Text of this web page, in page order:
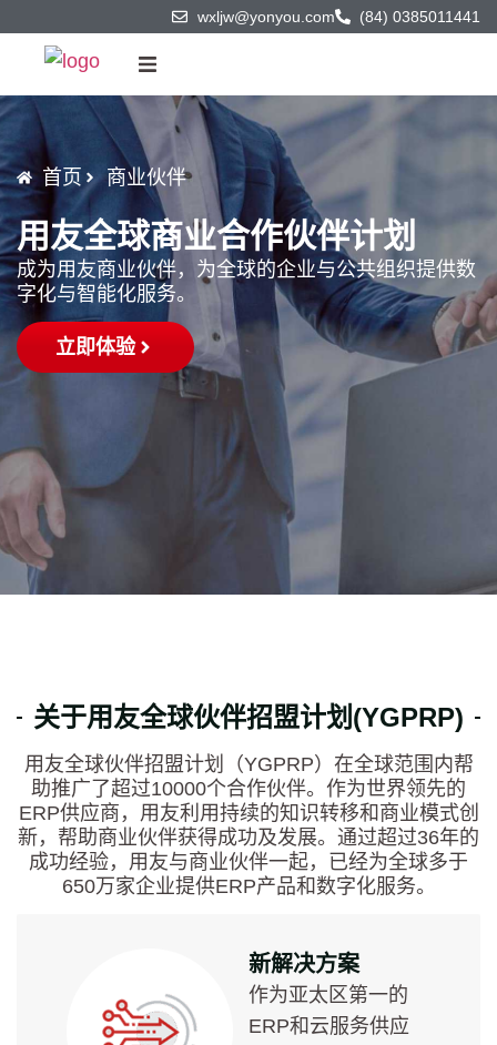
wxljw@yonyou.com (84) 0385011441
首页
产品与技术
解决方案
客户案例
商业伙伴
关于我们
首页 商业伙伴
用友全球商业合作伙伴计划
成为用友商业伙伴，为全球的企业与公共组织提供数
字化与智能化服务。
立即体验
关于用友全球伙伴招盟计划(YGPRP)
用友全球伙伴招盟计划（YGPRP）在全球范围内帮
助推广了超过10000个合作伙伴。作为世界领先的
ERP供应商，用友利用持续的知识转移和商业模式创
新，帮助商业伙伴获得成功及发展。通过超过36年的
成功经验，用友与商业伙伴一起，已经为全球多于
650万家企业提供ERP产品和数字化服务。
新解决方案
作为亚太区第一的
ERP和云服务供应